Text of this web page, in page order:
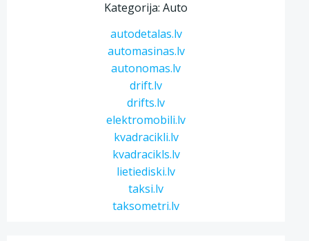
Kategorija: Auto
autodetalas.lv
automasinas.lv
autonomas.lv
drift.lv
drifts.lv
elektromobili.lv
kvadracikli.lv
kvadracikls.lv
lietiediski.lv
taksi.lv
taksometri.lv